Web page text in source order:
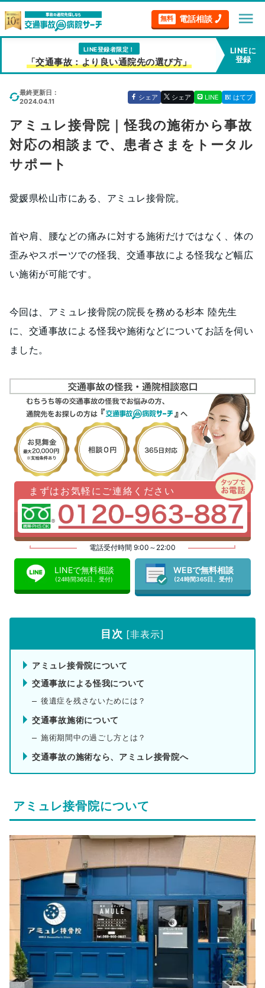
無料 電話相談 menu
LINE登録者限定！
「交通事故：より良い通院先の選び方」
LINEに
登録
最終更新日：
2024.04.11
シェア シェア LINE はてブ
アミュレ接骨院｜怪我の施術から事故
対応の相談まで、患者さまをトータル
サポート
愛媛県松山市にある、アミュレ接骨院。
首や肩、腰などの痛みに対する施術だけではなく、体の
歪みやスポーツでの怪我、交通事故による怪我など幅広
い施術が可能です。
今回は、アミュレ接骨院の院長を務める杉本 陸先生
に、交通事故による怪我や施術などについてお話を伺い
ました。
まずはお気軽にご連絡ください
電話受付時間 9:00～22:00
LINEで無料相談
(24時間365日、受付)
WEBで無料相談
(24時間365日、受付)
目次 [非表示]
アミュレ接骨院について
交通事故による怪我について
後遺症を残さないためには？
交通事故施術について
施術期間中の過ごし方とは？
交通事故の施術なら、アミュレ接骨院へ
アミュレ接骨院について